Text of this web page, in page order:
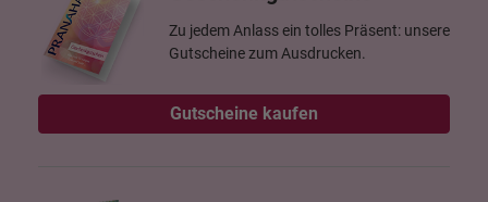
Zu jedem Anlass ein tolles Präsent: unsere
Gutscheine zum Ausdrucken.
Gutscheine kaufen